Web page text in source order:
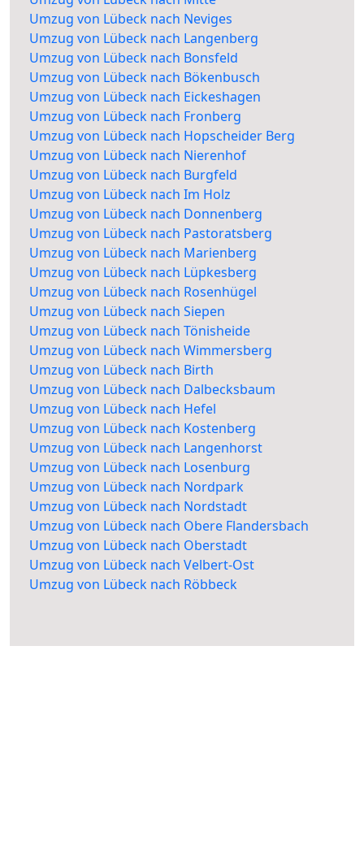
Umzug von Lübeck nach Neviges
Umzug von Lübeck nach Langenberg
Umzug von Lübeck nach Bonsfeld
Umzug von Lübeck nach Bökenbusch
Umzug von Lübeck nach Eickeshagen
Umzug von Lübeck nach Fronberg
Umzug von Lübeck nach Hopscheider Berg
Umzug von Lübeck nach Nierenhof
Umzug von Lübeck nach Burgfeld
Umzug von Lübeck nach Im Holz
Umzug von Lübeck nach Donnenberg
Umzug von Lübeck nach Pastoratsberg
Umzug von Lübeck nach Marienberg
Umzug von Lübeck nach Lüpkesberg
Umzug von Lübeck nach Rosenhügel
Umzug von Lübeck nach Siepen
Umzug von Lübeck nach Tönisheide
Umzug von Lübeck nach Wimmersberg
Umzug von Lübeck nach Birth
Umzug von Lübeck nach Dalbecksbaum
Umzug von Lübeck nach Hefel
Umzug von Lübeck nach Kostenberg
Umzug von Lübeck nach Langenhorst
Umzug von Lübeck nach Losenburg
Umzug von Lübeck nach Nordpark
Umzug von Lübeck nach Nordstadt
Umzug von Lübeck nach Obere Flandersbach
Umzug von Lübeck nach Oberstadt
Umzug von Lübeck nach Velbert-Ost
Umzug von Lübeck nach Röbbeck